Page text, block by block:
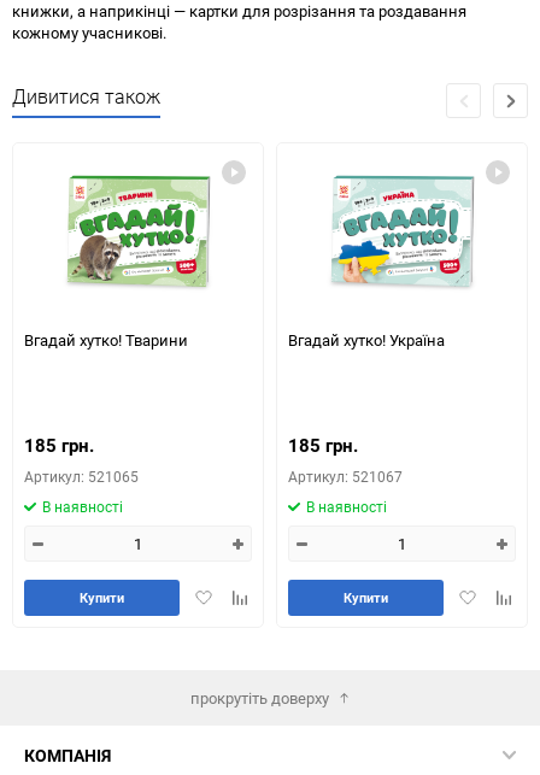
книжки, а наприкінці — картки для розрізання та роздавання
кожному учасникові.
Дивитися також
Вгадай хутко! Тварини
185 грн.
Артикул: 521065
В наявності
ДодатиДодайте
Купити
Вгадай хутко! Україна
185 грн.
Артикул: 521067
В наявності
Додати
Купити
прокрутіть доверху
КОМПАНІЯ